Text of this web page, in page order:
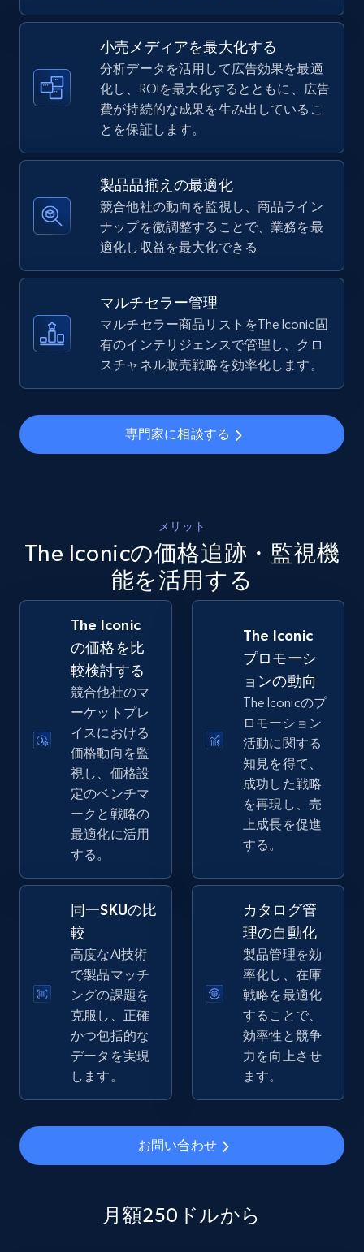
TikTok Shop - category
URL, Title, Available, Description, Currency, Initial
price, Final price, Discount percent, and more.
668+ 今すぐ始める
TikTok Shop - Collect TikTok shop products
by keywords search
URL, Title, Available, Description, Currency, Initial
price, Final price, Discount percent, and more.
668+ 今すぐ始める
TikTok Shop - discover records by shop url
668+
Seller id, URL, Seller name, Description, Detailed
info, Stars, Feedbacks, Return policy, and more.
2.5K+ 378+ 今すぐ始める
URL, Product id, Title, Seller name, Seller rating,
Seller reviews, Breadcrumbs, Root category, and
more.
2.5K+ 359+ 今すぐ始める
eBay - Gather data on products using
specified keywords
URL, Product id, Title, Seller name, Seller rating,
Seller reviews, Breadcrumbs, Root category, and
more.
2.5K+ 今すぐ始める
eBay - Collect products from shops on eBay
Seller reviews, Breadcrumbs, Root category, and
小売メディアを最大化する
分析データを活用して広告効果を最適
化し、ROIを最大化するとともに、広告
費が持続的な成果を生み出しているこ
とを保証します。
製品品揃えの最適化
競合他社の動向を監視し、商品ライン
ナップを微調整することで、業務を最
適化し収益を最大化できる
マルチセラー管理
マルチセラー商品リストをThe Iconic固
有のインテリジェンスで管理し、クロ
スチャネル販売戦略を効率化します。
専門家に相談する
メリット
The Iconicの価格追跡・監視機
能を活用する
The Iconic
の価格を比
較検討する
競合他社のマ
ーケットプレ
イスにおける
価格動向を監
視し、価格設
定のベンチマ
ークと戦略の
最適化に活用
する。
The Iconic
プロモーシ
ョンの動向
The Iconicのプ
ロモーション
活動に関する
知見を得て、
成功した戦略
を再現し、売
上成長を促進
する。
同一SKUの比
較
高度なAI技術
で製品マッチ
ングの課題を
克服し、正確
かつ包括的な
データを実現
します。
カタログ管
理の自動化
製品管理を効
率化し、在庫
戦略を最適化
することで、
効率性と競争
力を向上させ
ます。
お問い合わせ
月額250ドルから